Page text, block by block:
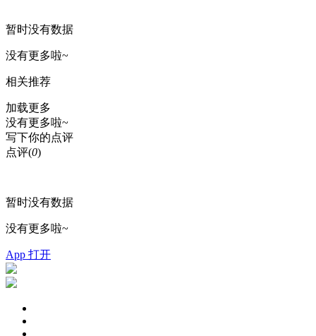
暂时没有数据
没有更多啦~
相关推荐
加载更多
没有更多啦~
写下你的点评
点评(0)
暂时没有数据
没有更多啦~
App 打开